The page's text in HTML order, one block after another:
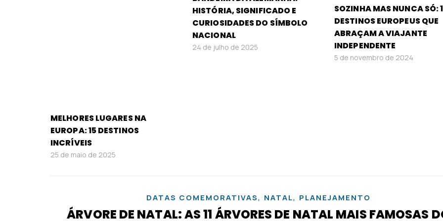
MELHORES LUGARES NA
EUROPA: 15 DESTINOS
INCRÍVEIS
25 de maio de 2025
HISTÓRIA, SIGNIFICADO E
CURIOSIDADES DO SÍMBOLO
NACIONAL
24 de julho de 2025
SOZINHA MAS NUNCA SÓ:
DESTINOS EUROPEUS QUE
ABRAÇAM A VIAJANTE
INDEPENDENTE
5 de novembro de 2024
DATAS COMEMORATIVAS, NATAL, PLANEJAMENTO
ÁRVORE DE NATAL: AS 11 ÁRVORES DE NATAL MAIS FAMOSAS